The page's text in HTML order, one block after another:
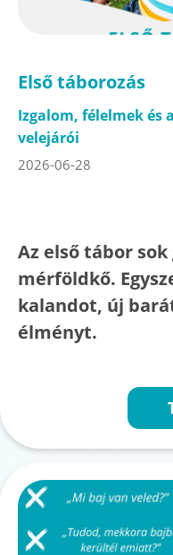
Első táborozás
Izgalom, félelmek és
velejárói
2026-06-28
Az első tábor
mérföldkő.
kalandot, új
élményt.